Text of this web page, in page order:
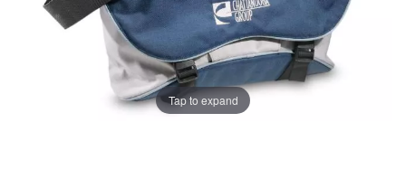
Tap to expand